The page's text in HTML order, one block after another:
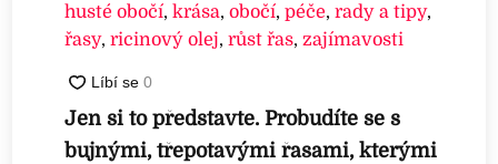
husté obočí,krása,obočí,péče,rady a tipy,
řasy,ricinový olej,růst řas,zajímavosti
Jen si to představte. Probudíte se s
bujnými, třepotavými řasami, kterými